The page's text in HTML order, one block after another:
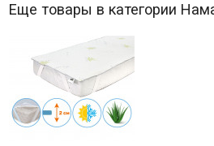
Еще товары в категории